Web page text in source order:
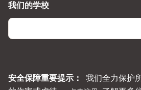
我们的学校
安全保障重要提示：
我们全力保护